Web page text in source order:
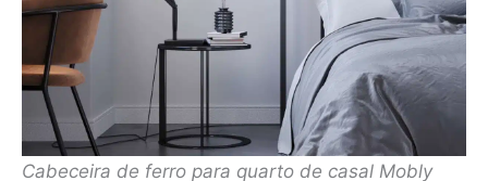
Cabeceira de ferro para quarto de casal Mobly